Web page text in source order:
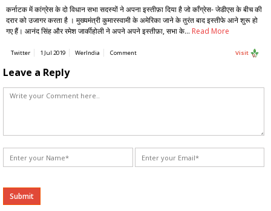
कर्नाटक में कांग्रेस के दो विधान सभा सदस्यों ने अपना इस्तीफ़ा दिया है जो कॉंग्रेस- जेडीएस के बीच की
दरार को उजागर करता है । मुख्यमंत्री कुमारस्वामी के अमेरिका जाने के तुरंत बाद इस्तीफे आने शुरू हो
गए हैं। आनंद सिंह और रमेश जार्कीहोली ने अपने अपने इस्तीफ़ा, सभा के… Read More
Twitter 1 Jul 2019 WerIndia Comment Visit
Leave a Reply